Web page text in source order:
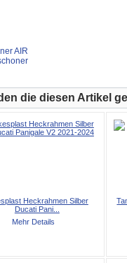
AIR
die diesen Artikel
Heckrahmen Silber
Ducati Pani...
Mehr Details